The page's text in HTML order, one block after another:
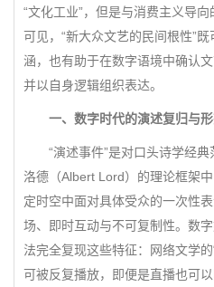
“文化工业”，但是与消费主义导
可见，“新大众文艺的民间根性”
涵，也有助于在数字语境中确认
并以自身逻辑组织表达。
一、数字时代的演述复归与形
“演述事件”是对口头诗学经典
洛德（Albert Lord）的理论框架
定时空中面对具体受众的一次性
场、即时互动与不可复制性。数
法完全复现这些特征：网络文学
可被反复播放，即便是直播也可